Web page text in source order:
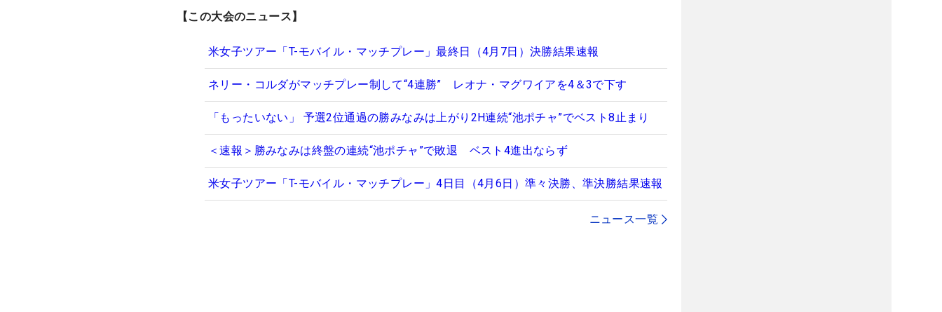
【この大会のニュース】
米女子ツアー「T-モバイル・マッチプレー」最終日（4月7日）決勝結果速報
ネリー・コルダがマッチプレー制して“4連勝” レオナ・マグワイアを4＆3で下す
「もったいない」 予選2位通過の勝みなみは上がり2H連続“池ポチャ”でベスト8止まり
＜速報＞勝みなみは終盤の連続“池ポチャ”で敗退 ベスト4進出ならず
米女子ツアー「T-モバイル・マッチプレー」4日目（4月6日）準々決勝、準決勝結果速報
ニュース一覧